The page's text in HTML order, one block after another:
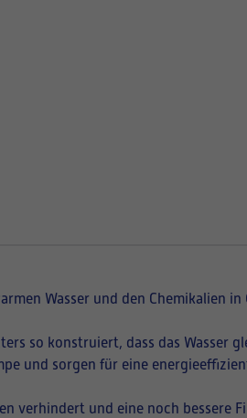
Wasser und den Chemikalien
so konstruiert, dass das Wasser
und sorgen für eine
verhindert und eine noch bessere